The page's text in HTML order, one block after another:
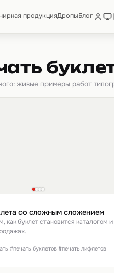
продукцияДропыБлог
живые примеры работ
со сложным сложением
как буклет становится каталогом и
#печать буклетов #печать лифлетов